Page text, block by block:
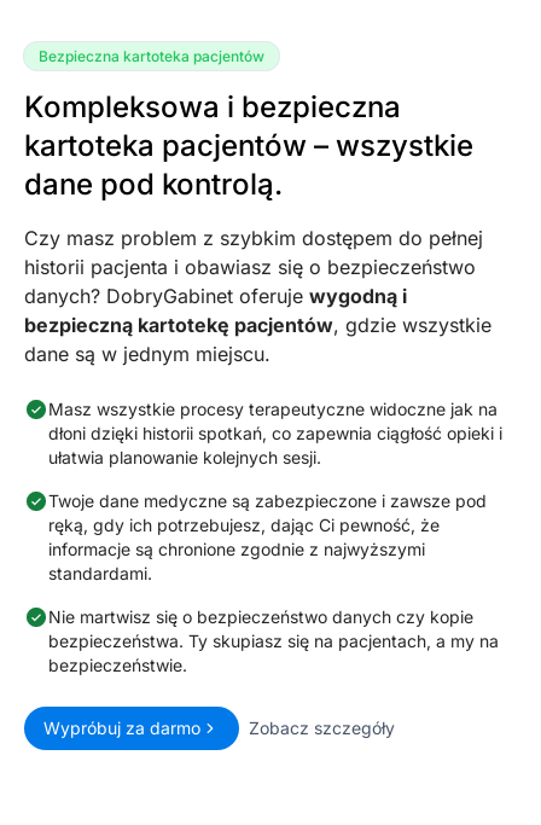
Bezpieczna kartoteka pacjentów
Kompleksowa i bezpieczna
kartoteka pacjentów – wszystkie
dane pod kontrolą.
Czy masz problem z szybkim dostępem do pełnej
historii pacjenta i obawiasz się o bezpieczeństwo
danych? DobryGabinet oferuje wygodną i
bezpieczną kartotekę pacjentów, gdzie wszystkie
dane są w jednym miejscu.
Masz wszystkie procesy terapeutyczne widoczne jak na
dłoni dzięki historii spotkań, co zapewnia ciągłość opieki i
ułatwia planowanie kolejnych sesji.
Twoje dane medyczne są zabezpieczone i zawsze pod
ręką, gdy ich potrzebujesz, dając Ci pewność, że
informacje są chronione zgodnie z najwyższymi
standardami.
Nie martwisz się o bezpieczeństwo danych czy kopie
bezpieczeństwa. Ty skupiasz się na pacjentach, a my na
bezpieczeństwie.
Wypróbuj za darmo Zobacz szczegóły